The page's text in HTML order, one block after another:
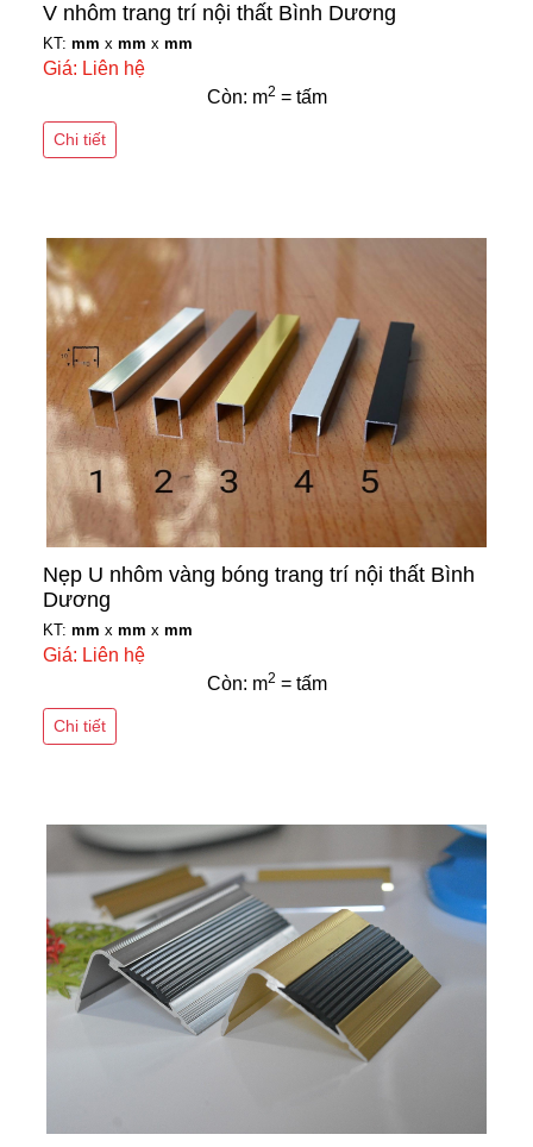
V nhôm trang trí nội thất Bình Dương
KT: mm x mm x mm
Giá: Liên hệ
Còn: m2 = tấm
Chi tiết
Nẹp U nhôm vàng bóng trang trí nội thất Bình
Dương
KT: mm x mm x mm
Giá: Liên hệ
Còn: m2 = tấm
Chi tiết